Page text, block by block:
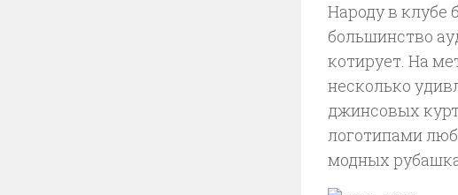
Народу в клубе
большинство
котирует. На
несколько
джинсовых
логотипами
модных